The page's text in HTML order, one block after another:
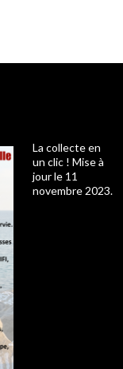
La collecte en
un clic ! Mise à
jour le 11
novembre 2023.